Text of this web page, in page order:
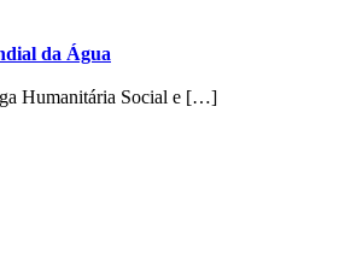
da Água
Humanitária Social e […]